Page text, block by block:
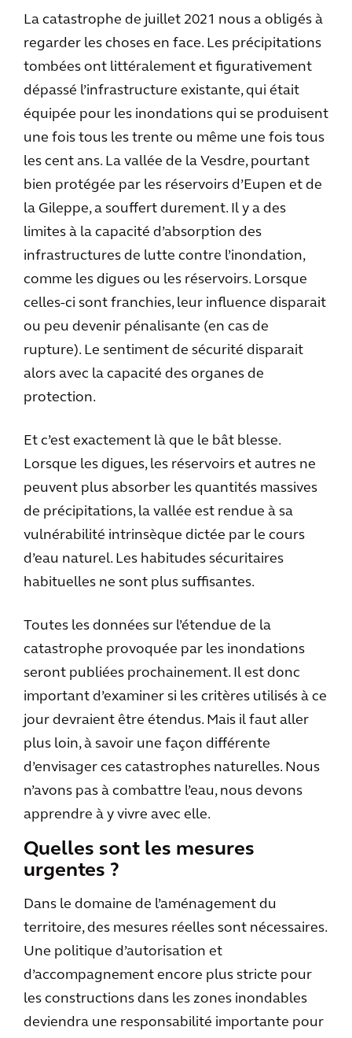
La catastrophe de juillet 2021 nous a obligés à
regarder les choses en face. Les précipitations
tombées ont littéralement et figurativement
dépassé l’infrastructure existante, qui était
équipée pour les inondations qui se produisent
une fois tous les trente ou même une fois tous
les cent ans. La vallée de la Vesdre, pourtant
bien protégée par les réservoirs d’Eupen et de
la Gileppe, a souffert durement. Il y a des
limites à la capacité d’absorption des
infrastructures de lutte contre l’inondation,
comme les digues ou les réservoirs. Lorsque
celles-ci sont franchies, leur influence disparait
ou peu devenir pénalisante (en cas de
rupture). Le sentiment de sécurité disparait
alors avec la capacité des organes de
protection.
Et c’est exactement là que le bât blesse.
Lorsque les digues, les réservoirs et autres ne
peuvent plus absorber les quantités massives
de précipitations, la vallée est rendue à sa
vulnérabilité intrinsèque dictée par le cours
d’eau naturel. Les habitudes sécuritaires
habituelles ne sont plus suffisantes.
Toutes les données sur l’étendue de la
catastrophe provoquée par les inondations
seront publiées prochainement. Il est donc
important d’examiner si les critères utilisés à ce
jour devraient être étendus. Mais il faut aller
plus loin, à savoir une façon différente
d’envisager ces catastrophes naturelles. Nous
n’avons pas à combattre l’eau, nous devons
apprendre à y vivre avec elle.
Quelles sont les mesures
urgentes ?
Dans le domaine de l’aménagement du
territoire, des mesures réelles sont nécessaires.
Une politique d’autorisation et
d’accompagnement encore plus stricte pour
les constructions dans les zones inondables
deviendra une responsabilité importante pour